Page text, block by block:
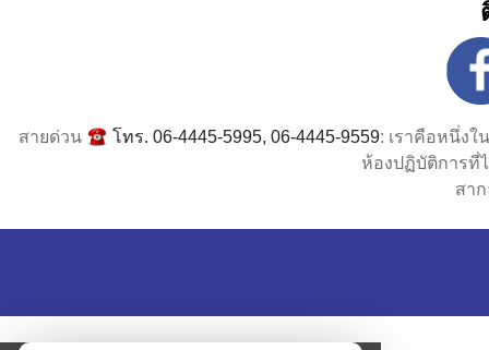
สายด่วน โทร. 06-4445-5995, 06-4445-9559: เราคือหนึ่ง
ห้องปฏิบัติการที่
สา